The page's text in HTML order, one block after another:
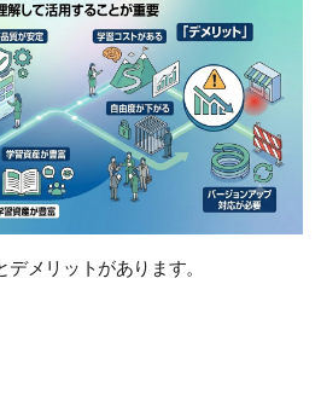
メリットがあります。